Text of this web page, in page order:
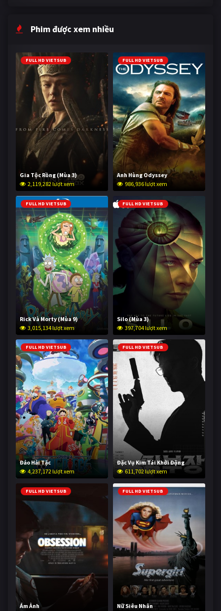
Phim được xem nhiều
FULL HD VIETSUB
Gia Tộc Rồng (Mùa 3)
2,119,282 lượt xem
FULL HD VIETSUB
Anh Hùng Odyssey
986,936 lượt xem
FULL HD VIETSUB
Rick Và Morty (Mùa 9)
3,015,134 lượt xem
FULL HD VIETSUB
Silo (Mùa 3)
397,704 lượt xem
FULL HD VIETSUB
Đảo Hải Tặc
4,237,172 lượt xem
FULL HD VIETSUB
Đặc Vụ Kim Tái Khởi Động
611,702 lượt xem
FULL HD VIETSUB
Ám Ảnh
FULL HD VIETSUB
Nữ Siêu Nhân